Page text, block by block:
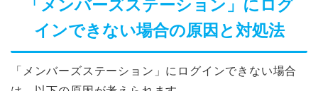
「メンバーズステーション」にログ
インできない場合の原因と対処法
「メンバーズステーション」にログインできない場合